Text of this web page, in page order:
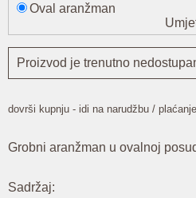
Oval aranžman
Proizvod je trenutno
dovrši kupnju - idi na narudžbu / plaćanje
Grobni aranžman u ovalnoj
Sadržaj: